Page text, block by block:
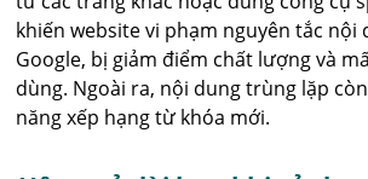
khiến website vi phạm nguyên tắc nội
Google, bị giảm điểm chất lượng và
dùng. Ngoài ra, nội dung trùng lặp
năng xếp hạng từ khóa mới.